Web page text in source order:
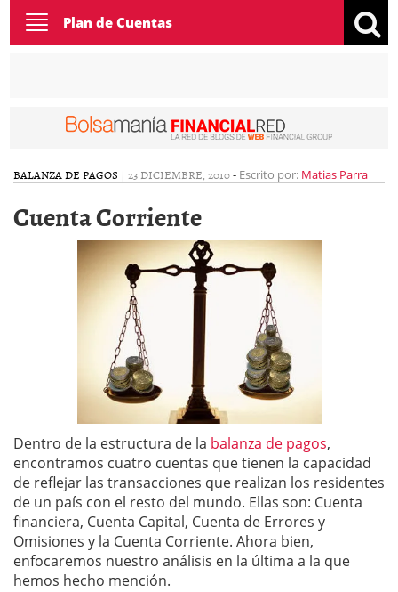
Toggle
navigation
Plan de Cuentas
BALANZA DE PAGOS | 23 DICIEMBRE, 2010- Escrito por: Matias Parra
Cuenta Corriente
Dentro de la estructura de la balanza de pagos,
encontramos cuatro cuentas que tienen la capacidad
de reflejar las transacciones que realizan los residentes
de un país con el resto del mundo. Ellas son: Cuenta
financiera, Cuenta Capital, Cuenta de Errores y
Omisiones y la Cuenta Corriente. Ahora bien,
enfocaremos nuestro análisis en la última a la que
hemos hecho mención.